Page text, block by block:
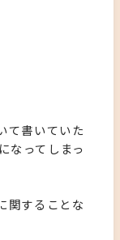
て書いていた
なってしまっ
関することな